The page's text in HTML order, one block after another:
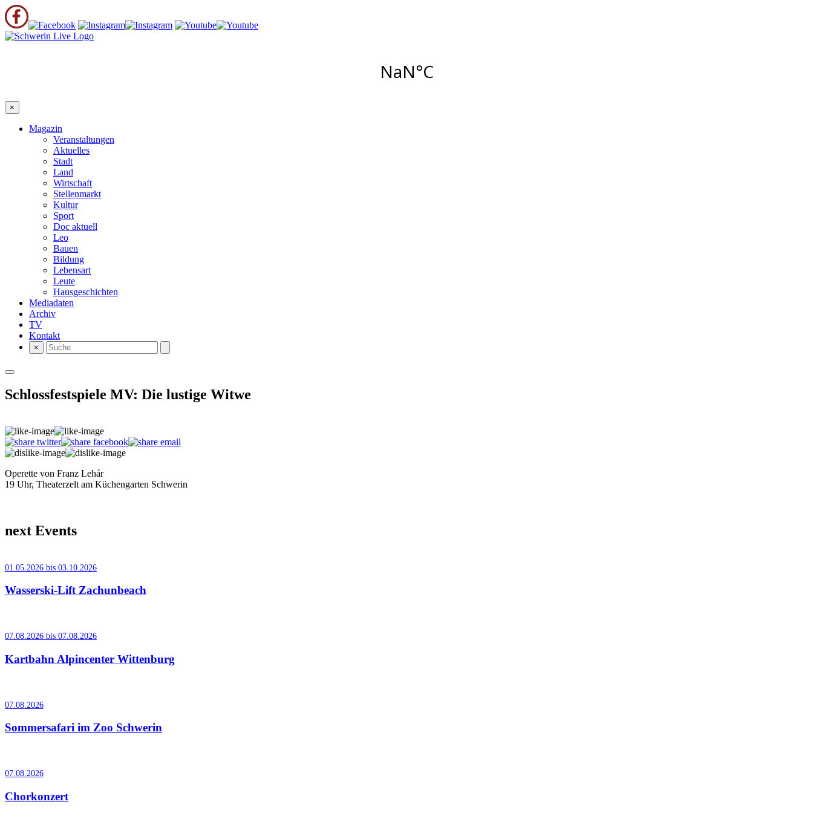
×
Magazin
Veranstaltungen
Aktuelles
Stadt
Land
Wirtschaft
Stellenmarkt
Kultur
Sport
Doc aktuell
Leo
Bauen
Bildung
Lebensart
Leute
Hausgeschichten
Mediadaten
Archiv
TV
Kontakt
×
Schlossfestspiele MV: Die lustige Witwe
Operette von Franz Lehár
19 Uhr, Theaterzelt am Küchengarten Schwerin
next Events
01.05.2026 bis 03.10.2026
Wasserski-Lift Zachunbeach
07.08.2026 bis 07.08.2026
Kartbahn Alpincenter Wittenburg
07.08.2026
Sommersafari im Zoo Schwerin
07.08.2026
Chorkonzert